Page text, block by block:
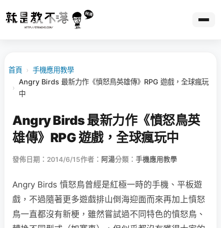
首頁 › 手機應用教學
›
Angry Birds 最新力作《憤怒鳥英雄傳》RPG 遊戲，全球瘋玩
中
Angry Birds 最新力作《憤怒鳥英
雄傳》RPG 遊戲，全球瘋玩中
發佈日期：2014/6/15作者： 阿湯分類： 手機應用教學
Angry Birds 憤怒鳥曾經是紅極一時的手機、平板遊
戲，不過隨著更多遊戲排山倒海迎面而來再加上憤怒
鳥一直都沒有新梗，雖然嘗試過不同特色的憤怒鳥、